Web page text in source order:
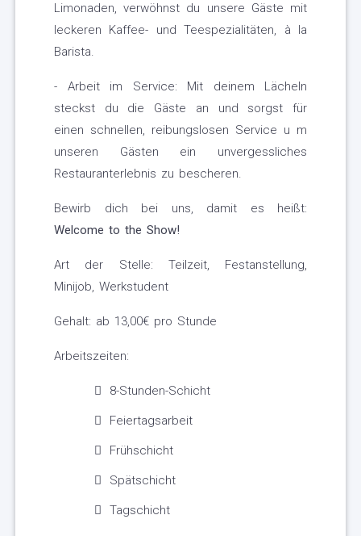
Limonaden, verwöhnst du unsere Gäste mit
leckeren Kaffee- und Teespezialitäten, à la
Barista.
- Arbeit im Service: Mit deinem Lächeln
steckst du die Gäste an und sorgst für
einen schnellen, reibungslosen Service u m
unseren Gästen ein unvergessliches
Restauranterlebnis zu bescheren.
Bewirb dich bei uns, damit es heißt:
Welcome to the Show!
Art der Stelle: Teilzeit, Festanstellung,
Minijob, Werkstudent
Gehalt: ab 13,00€ pro Stunde
Arbeitszeiten:
8-Stunden-Schicht
Feiertagsarbeit
Frühschicht
Spätschicht
Tagschicht